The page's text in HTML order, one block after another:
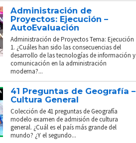
Administración de
Proyectos: Ejecución –
AutoEvaluación
Administración de Proyectos Tema: Ejecución
1. ¿Cuáles han sido las consecuencias del
desarrollo de las tecnologías de información y
comunicación en la administración
moderna?...
41 Preguntas de Geografía –
Cultura General
Colección de 41 preguntas de Geografía
modelo examen de admisión de cultura
general. ¿Cuál es el país más grande del
mundo? ¿Y el segundo...